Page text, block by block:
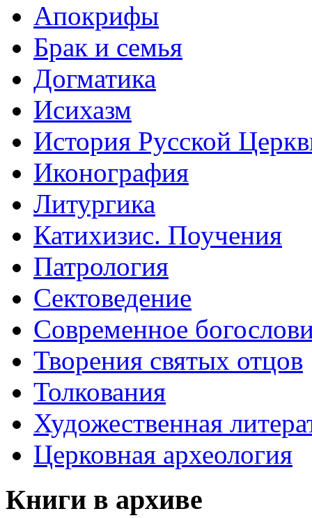
Апокрифы
Брак и семья
Догматика
Исихазм
История Русской
Иконография
Литургика
Катихизис. Поучения
Патрология
Сектоведение
Современное
Творения святых отцов
Толкования
Художественная
Церковная археология
Книги в архиве